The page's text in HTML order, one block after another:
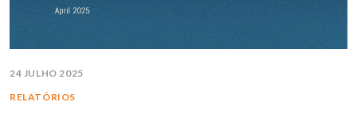
24 JULHO 2025
RELATÓRIOS